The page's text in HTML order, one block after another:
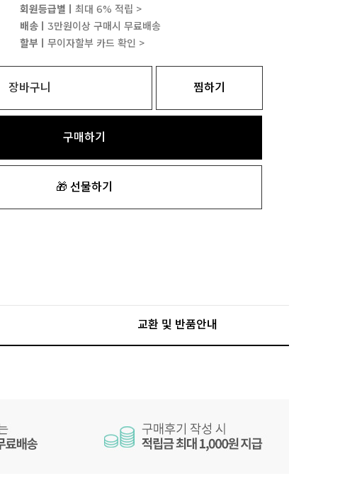
회원등급별ㅣ 최대 6% 적립 >
배송ㅣ 3만원이상 구매시 무료배송
할부ㅣ 무이자할부 카드 확인 >
장바구니 찜하기
구매하기
🎁 선물하기
교환 및 반품안내